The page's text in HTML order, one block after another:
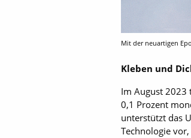
Mit der neuartigen
Kleben und
Im August 2023
0,1 Prozent
unterstützt das
Technologie